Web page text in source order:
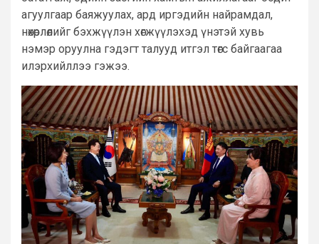
агуулгаар баяжуулах, ард иргэдийн найрамдал,
нөхөрлөлийг бэхжүүлэн хөгжүүлэхэд үнэтэй хувь
нэмэр оруулна гэдэгт талууд итгэл төгс байгаагаа
илэрхийллээ гэжээ.